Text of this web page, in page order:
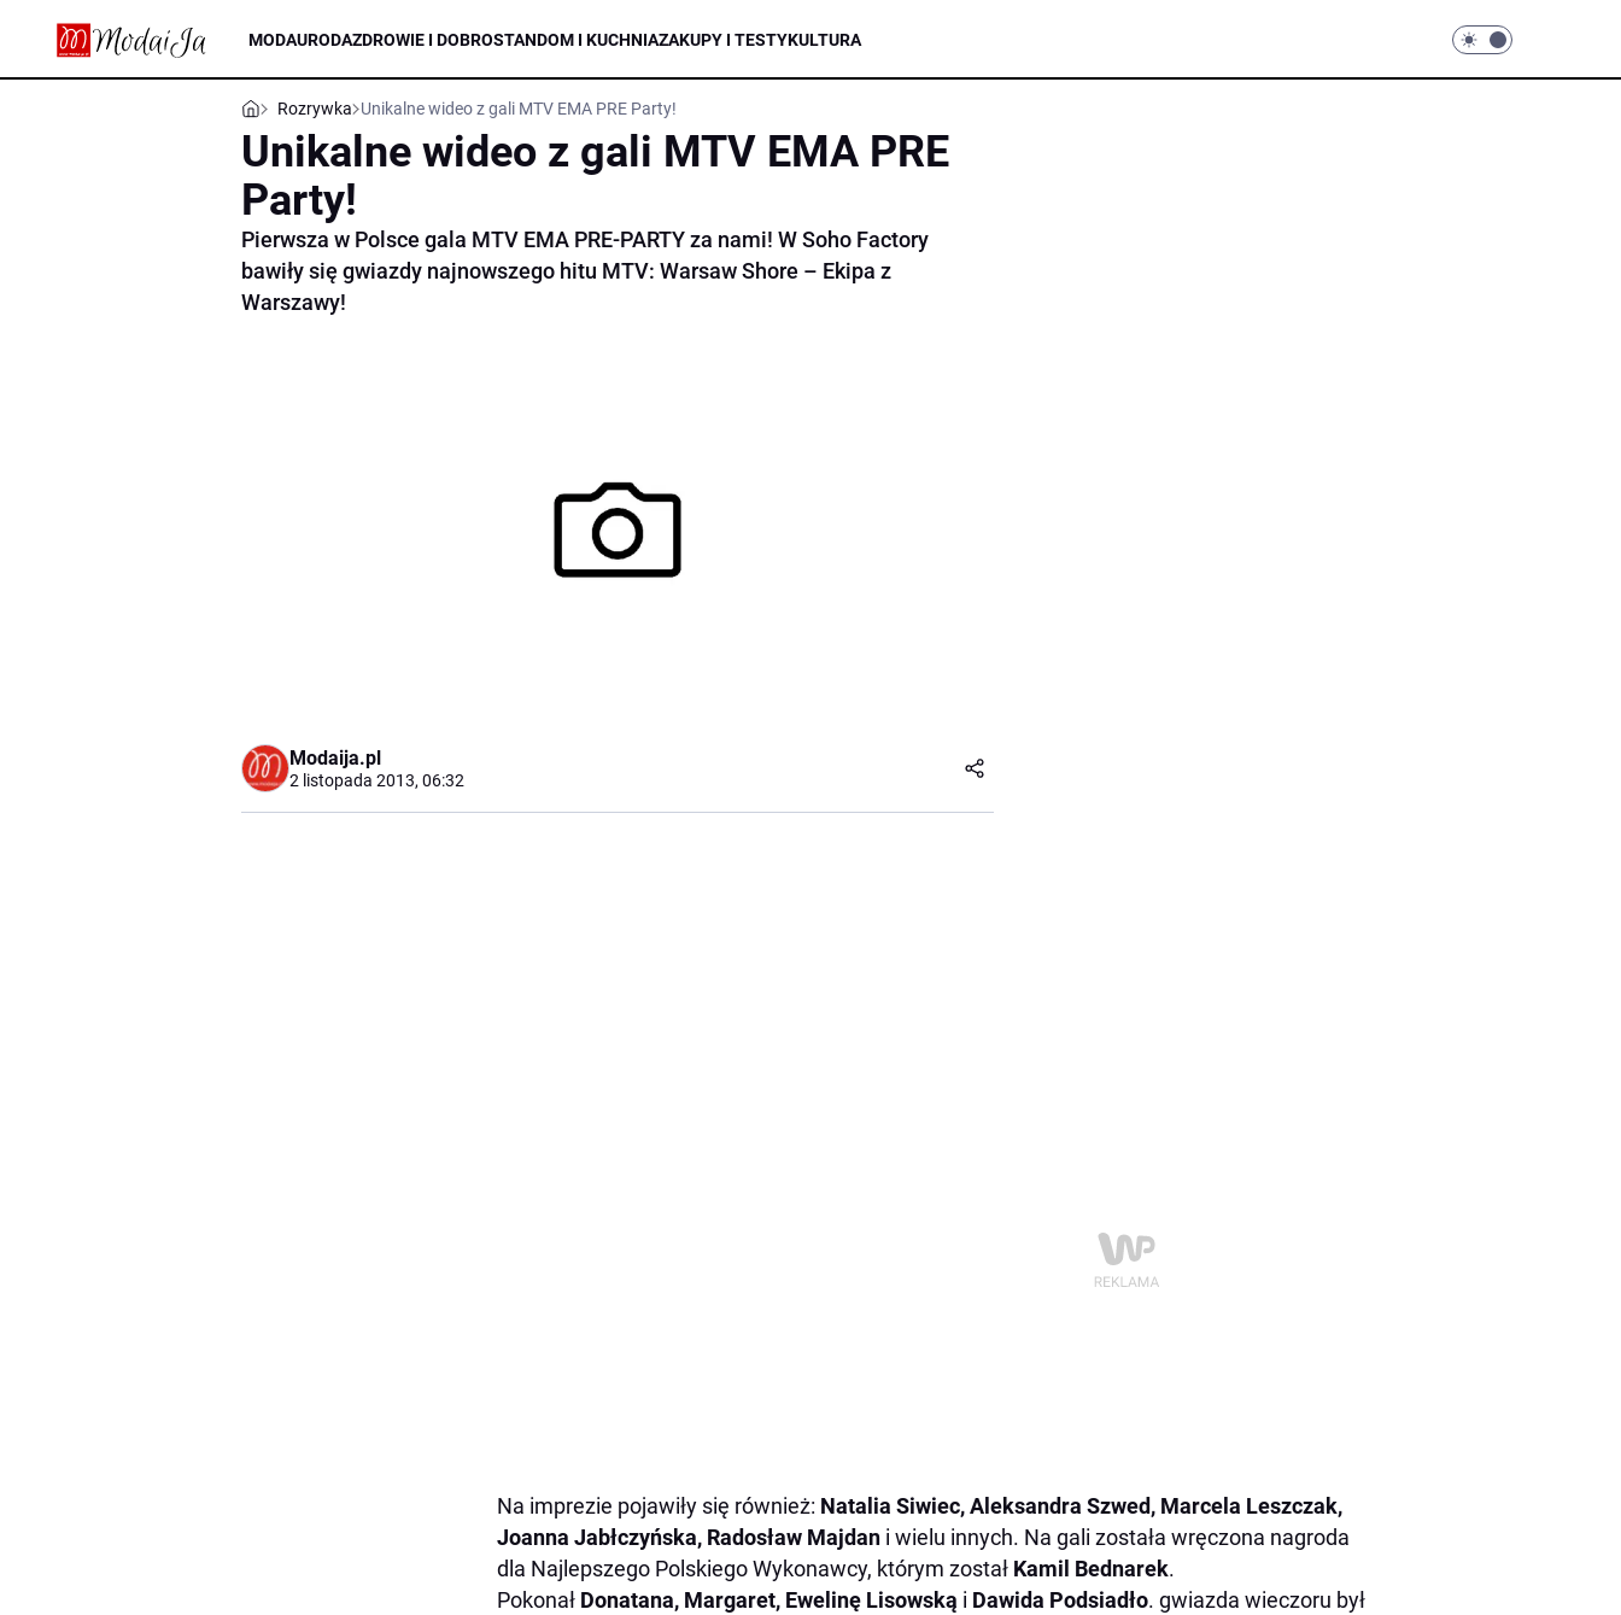
MODAURODAZDROWIE I DOBROSTANDOM I KUCHNIAZAKUPY I TESTYKULTURA
Rozrywka Unikalne wideo z gali MTV EMA PRE Party!
Unikalne wideo z gali MTV EMA PRE
Party!
Pierwsza w Polsce gala MTV EMA PRE-PARTY za nami! W Soho Factory
bawiły się gwiazdy najnowszego hitu MTV: Warsaw Shore – Ekipa z
Warszawy!
Modaija.pl
2 listopada 2013, 06:32
Na imprezie pojawiły się również: Natalia Siwiec, Aleksandra Szwed, Marcela Leszczak,
Joanna Jabłczyńska, Radosław Majdan i wielu innych. Na gali została wręczona nagroda
dla Najlepszego Polskiego Wykonawcy, którym został Kamil Bednarek.
Pokonał Donatana, Margaret, Ewelinę Lisowską i Dawida Podsiadło. gwiazda wieczoru był